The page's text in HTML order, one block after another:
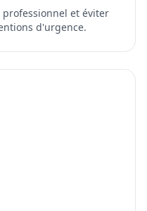
et éviter
d'urgence.